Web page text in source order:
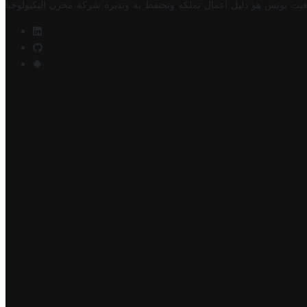
تونس هو دليل أعمال تملكه وتحتفظ به وتديره شركة مخزن التكنولوجيا